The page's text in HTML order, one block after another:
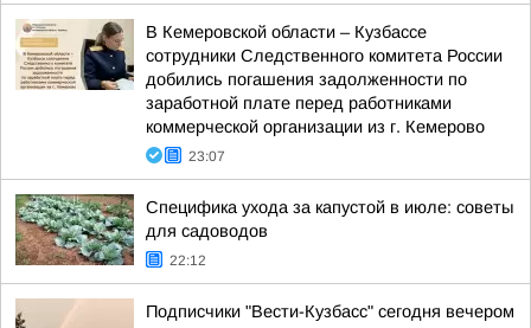
В Кемеровской области – Кузбассе
сотрудники Следственного комитета России
добились погашения задолженности по
заработной плате перед работниками
коммерческой организации из г. Кемерово
23:07
Специфика ухода за капустой в июле: советы
для садоводов
22:12
Подписчики "Вести-Кузбасс" сегодня вечером